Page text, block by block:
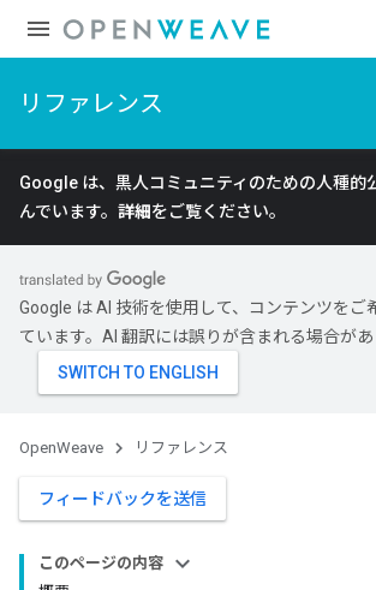
リファレンス
Google は、黒人コミュニティのための人種的
んでいます。 詳細をご覧ください。
Google は AI 技術を使用して、コンテンツをご
ています。AI 翻訳には誤りが含まれる場合があ
OpenWeave リファレンス
フィードバックを送信
このページの内容